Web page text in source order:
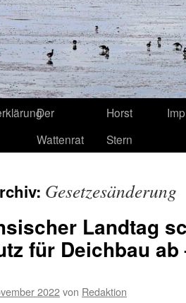
Der
Wattenrat
Horst
Stern
Gesetzesänderung
Landtag
für Deichbau
2022von Redaktion